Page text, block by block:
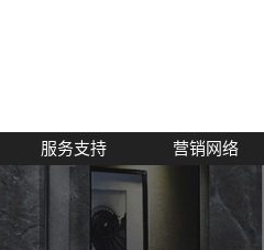
服务支持 营销网络